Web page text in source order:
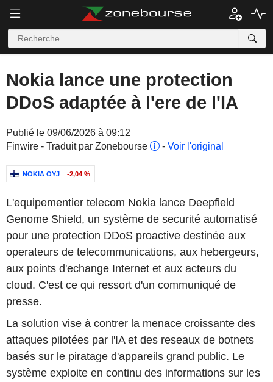
Nokia lance une protection
DDoS adaptée à l'ere de l'IA
Publié le 09/06/2026 à 09:12
Finwire - Traduit par Zonebourse
- Voir l'original
NOKIA OYJ -2,04 %
L'equipementier telecom Nokia lance Deepfield
Genome Shield, un système de securité automatisé
pour une protection DDoS proactive destinée aux
operateurs de telecommunications, aux hebergeurs,
aux points d'echange Internet et aux acteurs du
cloud. C'est ce qui ressort d'un communiqué de
presse.
La solution vise à contrer la menace croissante des
attaques pilotées par l'IA et des reseaux de botnets
basés sur le piratage d'appareils grand public. Le
système exploite en continu des informations sur les